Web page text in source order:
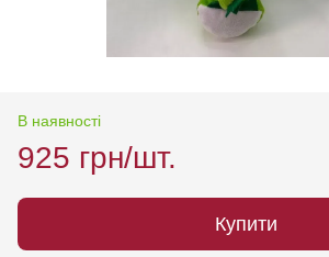
В наявності
925 грн/шт.
Купити